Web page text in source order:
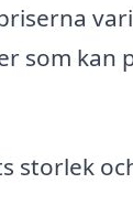
som kan
storlek